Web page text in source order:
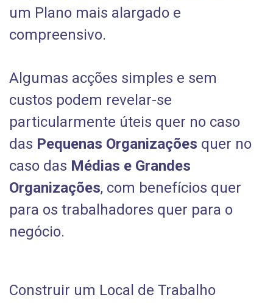
um Plano mais alargado e
compreensivo.
Algumas acções simples e sem
custos podem revelar-se
particularmente úteis quer no caso
das Pequenas Organizações quer no
caso das Médias e Grandes
Organizações, com benefícios quer
para os trabalhadores quer para o
negócio.
Construir um Local de Trabalho